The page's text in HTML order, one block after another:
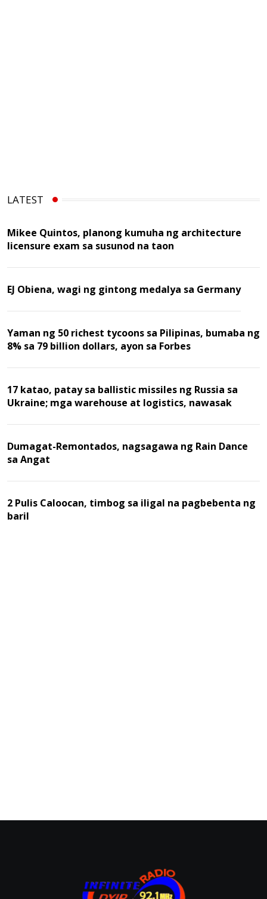
LATEST
Mikee Quintos, planong kumuha ng architecture
licensure exam sa susunod na taon
EJ Obiena, wagi ng gintong medalya sa Germany
Yaman ng 50 richest tycoons sa Pilipinas, bumaba ng
8% sa 79 billion dollars, ayon sa Forbes
17 katao, patay sa ballistic missiles ng Russia sa
Ukraine; mga warehouse at logistics, nawasak
Dumagat-Remontados, nagsagawa ng Rain Dance
sa Angat
2 Pulis Caloocan, timbog sa iligal na pagbebenta ng
baril